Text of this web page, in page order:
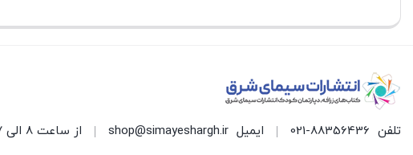
تلفن 021-88356436 ایمیل shop@simayeshargh.ir از ساعت 8 الی 17 پاسخگوی شما هستیم.